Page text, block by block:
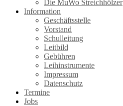
Die MuWo Streichhölzer
Information
Geschäftsstelle
Vorstand
Schulleitung
Leitbild
Gebühren
Leihinstrumente
Impressum
Datenschutz
Termine
Jobs